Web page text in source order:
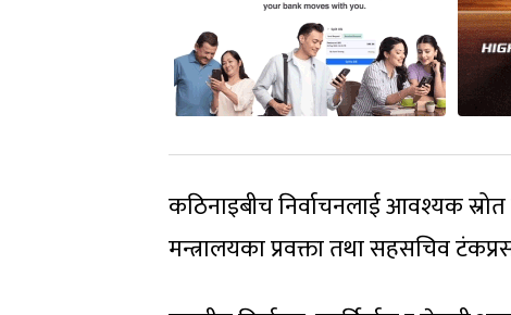
कठिनाइबीच निर्वाचनलाई आवश्यक
मन्त्रालयका प्रवक्ता तथा सहसचिव